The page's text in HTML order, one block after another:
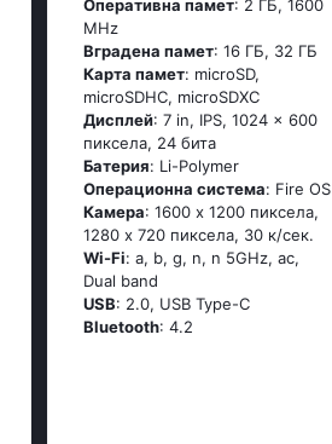
Оперативна памет: 2 ГБ, 1600
MHz
Вградена памет: 16 ГБ, 32 ГБ
Карта памет: microSD,
microSDHC, microSDXC
Дисплей: 7 in, IPS, 1024 x 600
пиксела, 24 бита
Батерия: Li-Polymer
Операционна система: Fire OS
Камера: 1600 x 1200 пиксела,
1280 x 720 пиксела, 30 к/сек.
Wi-Fi: a, b, g, n, n 5GHz, ac,
Dual band
USB: 2.0, USB Type-C
Bluetooth: 4.2